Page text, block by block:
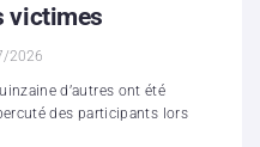
victimes
2026
d’autres ont été
des participants lors